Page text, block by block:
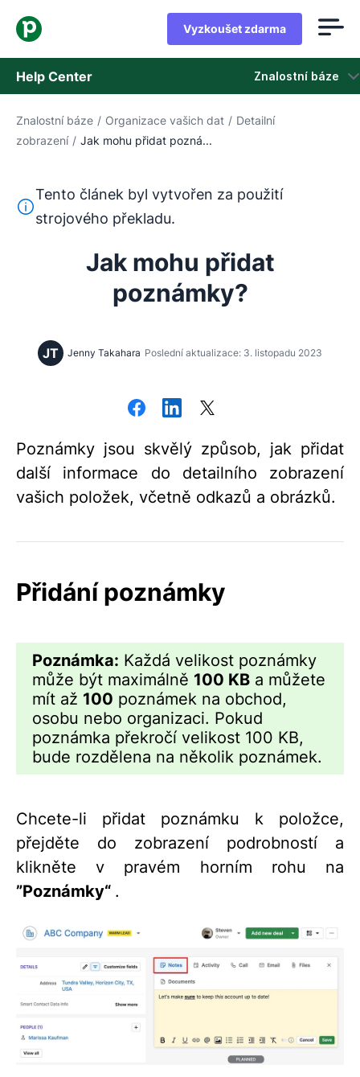
Vyzkoušet zdarma
Help Center Znalostní báze
Znalostní báze
Kontaktovat podporu
Znalostní báze / Organizace vašich dat / Detailní
zobrazení / Jak mohu přidat pozná...
Tento text byl přeložen z angličtiny pomocí nástroje
Tento článek byl vytvořen za použití
strojového překladu.
Jak mohu přidat
poznámky?
JT Jenny Takahara Poslední aktualizace: 3. listopadu 2023
Poznámky jsou skvělý způsob, jak přidat
další informace do detailního zobrazení
vašich položek, včetně odkazů a obrázků.
Přidání poznámky
Poznámka: Každá velikost poznámky
může být maximálně 100 KB a můžete
mít až 100 poznámek na obchod,
osobu nebo organizaci. Pokud
poznámka překročí velikost 100 KB,
bude rozdělena na několik poznámek.
Chcete-li přidat poznámku k položce,
přejděte do zobrazení podrobností a
klikněte v pravém horním rohu na
”Poznámky“ .